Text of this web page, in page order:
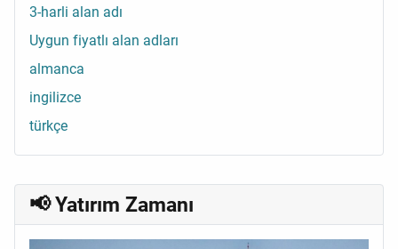
📢 Yatırım Zamanı
3-harli alan adı
Uygun fiyatlı alan adları
almanca
ingilizce
türkçe